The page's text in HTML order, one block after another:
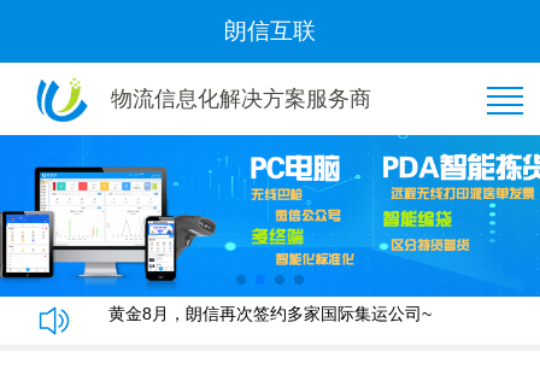
朗信互联
物流信息化解决方案服务商
恭喜“好管家集运”与我司隆重签约！
朗信集运系统手机端快速下单教程
朗信集运系统与广州飞通物流签订《集运系统》合同！
黄金8月，朗信再次签约多家国际集运公司~